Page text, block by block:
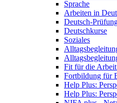
Sprache
Arbeiten in
Deutsch-
Deutschkurse
Soziales
Fit für die
Fortbildung für
Help Plus:
Help Plus: